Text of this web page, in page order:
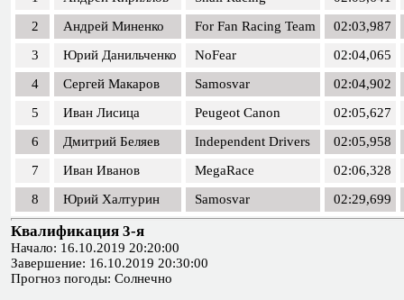
2
Андрей Миненко For Fan Racing Team
02:03,987
3
Юрий Данильченко NoFear
02:04,065
4
Сергей Макаров Samosvar
02:04,902
5
Иван Лисица Peugeot Canon
02:05,627
6
Дмитрий Беляев Independent Drivers
02:05,958
7
Иван Иванов MegaRace
02:06,328
8
Юрий Халтурин Samosvar 02:29,699
Квалификация 3-я
Начало: 16.10.2019 20:20:00
Завершение: 16.10.2019 20:30:00
Прогноз погоды: Солнечно